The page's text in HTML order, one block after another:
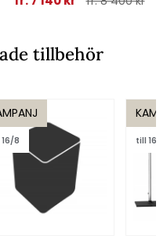
tillbehör
8 till 16/8